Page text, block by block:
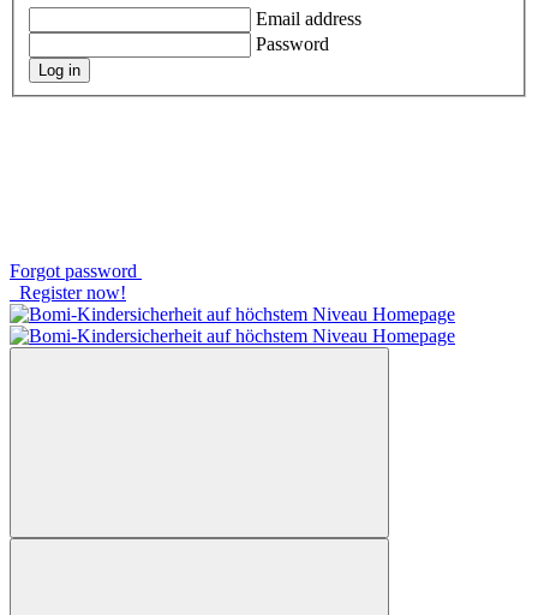
Email address
Password
Log in
Forgot password
Register now!